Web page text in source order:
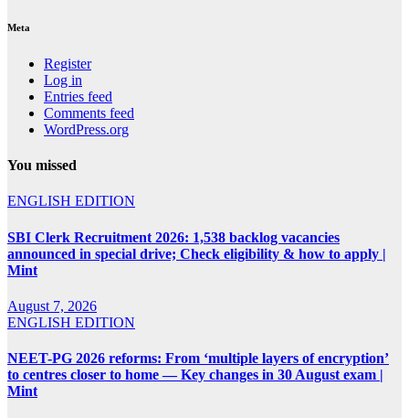
Meta
Register
Log in
Entries feed
Comments feed
WordPress.org
You missed
ENGLISH EDITION
SBI Clerk Recruitment 2026: 1,538 backlog vacancies
announced in special drive; Check eligibility & how to apply |
Mint
August 7, 2026
ENGLISH EDITION
NEET-PG 2026 reforms: From ‘multiple layers of encryption’
to centres closer to home — Key changes in 30 August exam |
Mint